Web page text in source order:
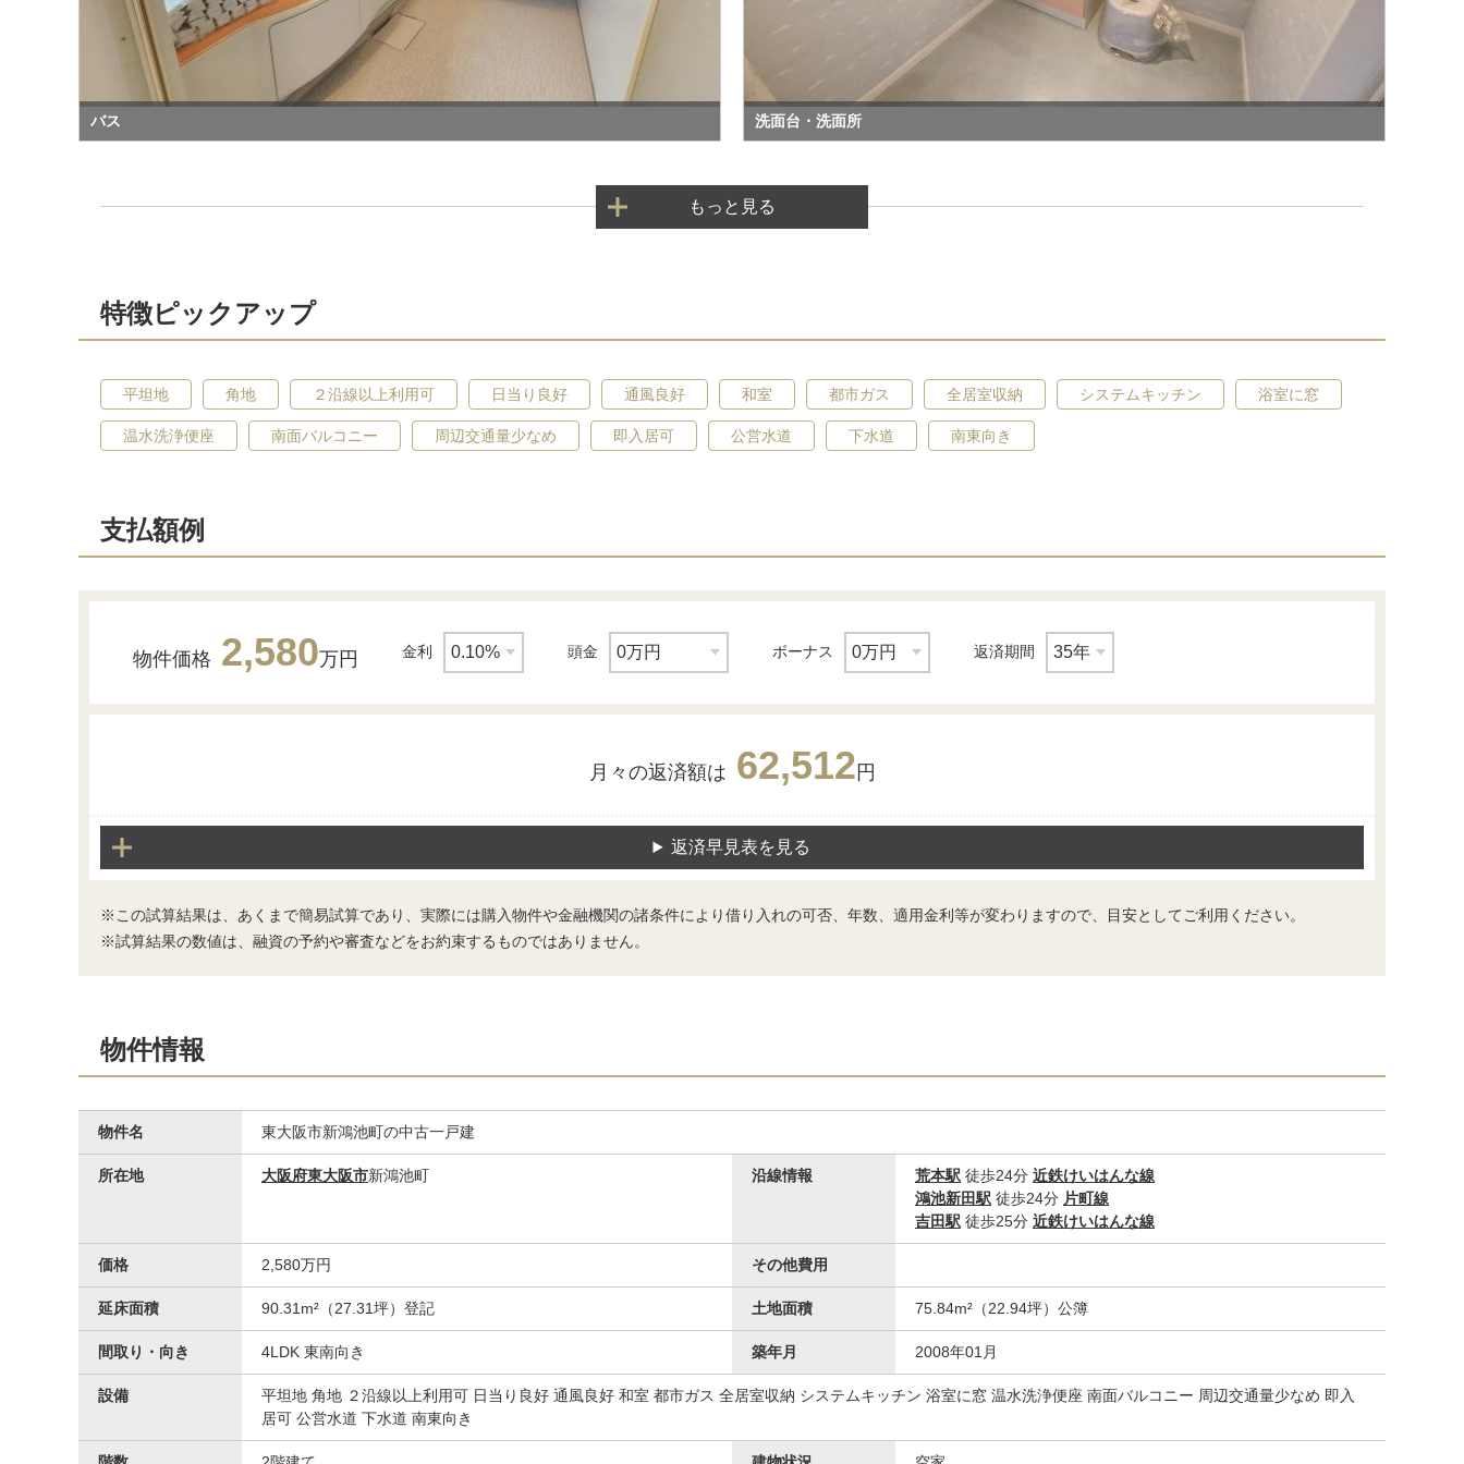
バス 洗面台・洗面所
トイレ
キッチン
リビング
もっと見る
特徴ピックアップ
平坦地 角地 ２沿線以上利用可 日当り良好 通風良好 和室 都市ガス 全居室収納 システムキッチン 浴室に窓
温水洗浄便座 南面バルコニー 周辺交通量少なめ 即入居可 公営水道 下水道 南東向き
支払額例
物件価格 2,580万円 金利 頭金 ボーナス 返済期間
月々の返済額は 62,512円
返済早見表を見る
※この試算結果は、あくまで簡易試算であり、実際には購入物件や金融機関の諸条件により借り入れの可否、年数、適用金利等が変わりますので、目安としてご利用ください。
※試算結果の数値は、融資の予約や審査などをお約束するものではありません。
物件情報
物件名 東大阪市新鴻池町の中古一戸建
所在地 大阪府東大阪市新鴻池町 沿線情報 荒本駅 徒歩24分 近鉄けいはんな線
鴻池新田駅 徒歩24分 片町線
吉田駅 徒歩25分 近鉄けいはんな線
価格 2,580万円 その他費用
延床面積 90.31m²（27.31坪）登記 土地面積 75.84m²（22.94坪）公簿
間取り・向き 4LDK 東南向き 築年月 2008年01月
設備
平坦地 角地 ２沿線以上利用可 日当り良好 通風良好 和室 都市ガス 全居室収納 システムキッチン 浴室に窓 温水洗浄便座 南面バルコニー 周辺交通量少なめ 即入
居可 公営水道 下水道 南東向き